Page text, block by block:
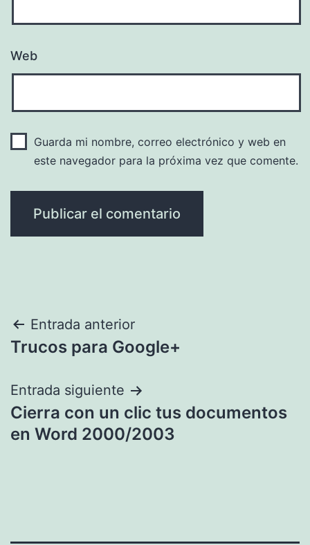
Web
Guarda mi nombre, correo electrónico y web en
este navegador para la próxima vez que comente.
Navegación
de
entradas
Entrada anterior
Trucos para Google+
Entrada siguiente
Cierra con un clic tus documentos
en Word 2000/2003